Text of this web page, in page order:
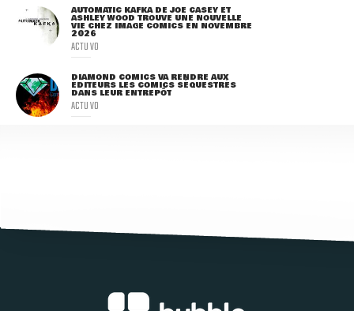
AUTOMATIC KAFKA DE JOE CASEY ET
ASHLEY WOOD TROUVE UNE NOUVELLE
VIE CHEZ IMAGE COMICS EN NOVEMBRE
2026
ACTU VO
DIAMOND COMICS VA RENDRE AUX
ÉDITEURS LES COMICS SÉQUESTRÉS
DANS LEUR ENTREPÔT
ACTU VO